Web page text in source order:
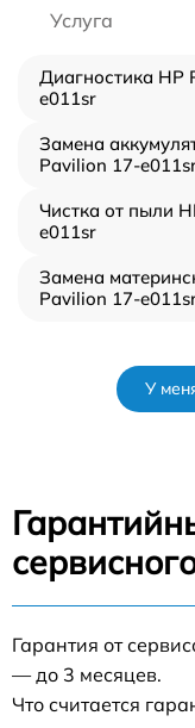
Услуга
Диагностика HP
e011sr
Замена
Pavilion 17-
Чистка от пыли
e011sr
Замена
Pavilion 17-
У
Гарантия от
— до 3 месяцев.
Что считается